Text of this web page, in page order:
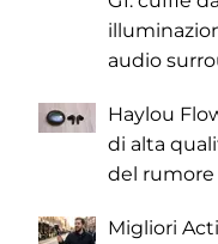
audio
Haylou
di alta
del rumore
Migliori